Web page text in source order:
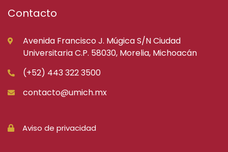
Contacto
Avenida Francisco J. Múgica S/N Ciudad
Universitaria C.P. 58030, Morelia, Michoacán
(+52) 443 322 3500
contacto@umich.mx
Aviso de privacidad